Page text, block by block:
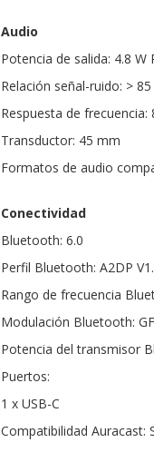
Audio
Potencia de salida: 4.8 W
Relación señal-ruido: >
Respuesta de frecuencia:
Transductor: 45 mm
Formatos de audio
Conectividad
Bluetooth: 6.0
Perfil Bluetooth: A2DP
Rango de frecuencia
Modulación Bluetooth:
Potencia del transmisor
Puertos:
1 x USB-C
Compatibilidad Auracast: